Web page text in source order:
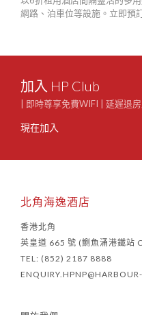
網路、泊車位等設施。立即預
加入 HP Club
| 即時尊享免費WIFI | 延遲退
現在加入
北角海逸酒店
香港北角
英皇道 665 號 (鰂魚涌港鐵站
TEL: (852) 2187 8888